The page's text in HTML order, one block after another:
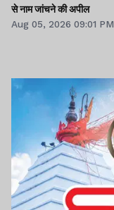
से नाम जांचने की अपील
Aug 05, 2026 09:01 PM